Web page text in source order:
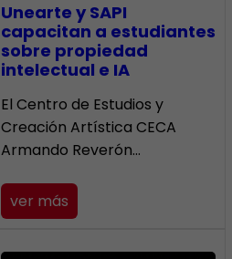
Unearte y SAPI
capacitan a estudiantes
sobre propiedad
intelectual e IA
El Centro de Estudios y
Creación Artística CECA
Armando Reverón…
ver más